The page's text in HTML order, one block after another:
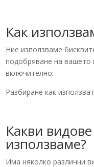
Как
Ние използваме
подобряване на вашето
включително:
Разбиране как
Какви
използваме?
Има няколко различни